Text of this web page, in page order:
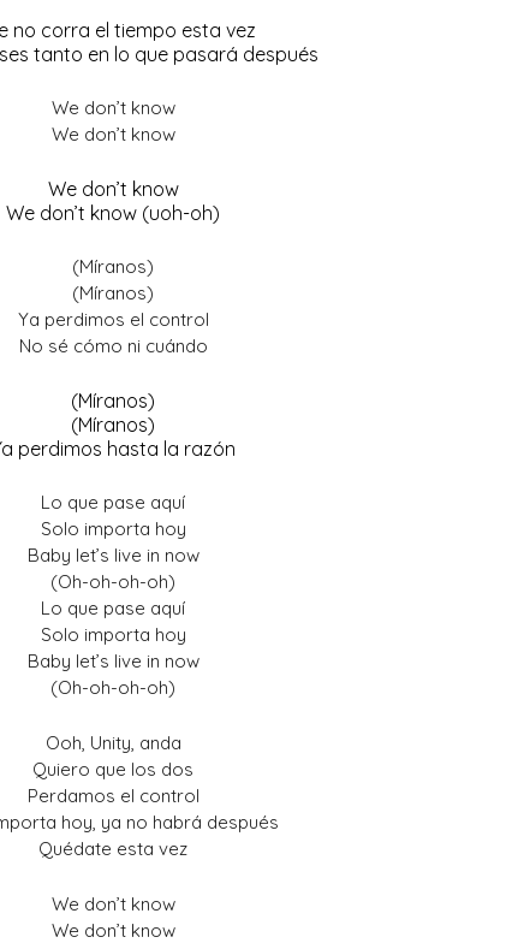
no corra el tiempo esta vez
tanto en lo que pasará después
We don’t know
We don’t know
We don’t know
We don’t know (uoh-oh)
(Míranos)
(Míranos)
Ya perdimos el control
No sé cómo ni cuándo
(Míranos)
(Míranos)
perdimos hasta la razón
Lo que pase aquí
Solo importa hoy
Baby let’s live in now
(Oh-oh-oh-oh)
Lo que pase aquí
Solo importa hoy
Baby let’s live in now
(Oh-oh-oh-oh)
Ooh, Unity, anda
Quiero que los dos
Perdamos el control
hoy, ya no habrá después
Quédate esta vez
We don’t know
We don’t know